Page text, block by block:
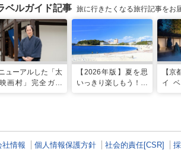
ベルガイド記事 旅に行きたくなる旅行記事をお
ューアルした「太
画村」完全ガイ
【2026年版】夏を思
いっきり楽しもう！関
【京
イ
社情報 個人情報保護方針 社会的責任[CSR]